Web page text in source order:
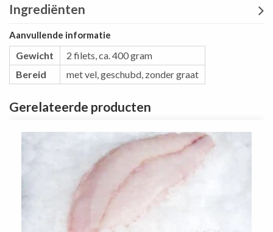
aantal
Ingrediënten
Aanvullende informatie
Gewicht
2 filets, ca. 400 gram
Bereid
met vel, geschubd, zonder graat
Gerelateerde producten